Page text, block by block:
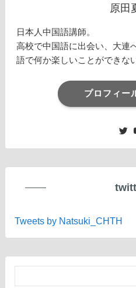
原田
日本人中国語講師。
高校で中国語に出会い、大連
語で何か楽しいことができな
プロフィー
Tweets by Natsuki_CHTH